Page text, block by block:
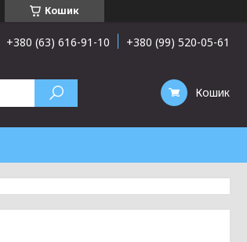
Кошик
+380 (63) 616-91-10 +380 (99) 520-05-61
Кошик